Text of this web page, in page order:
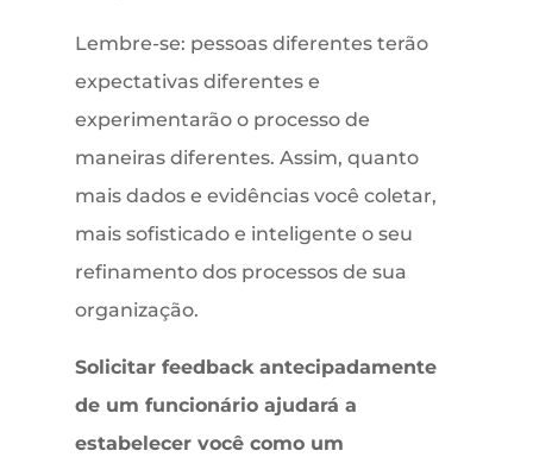
Lembre-se: pessoas diferentes terão
expectativas diferentes e
experimentarão o processo de
maneiras diferentes. Assim, quanto
mais dados e evidências você coletar,
mais sofisticado e inteligente o seu
refinamento dos processos de sua
organização.
Solicitar feedback antecipadamente
de um funcionário ajudará a
estabelecer você como um